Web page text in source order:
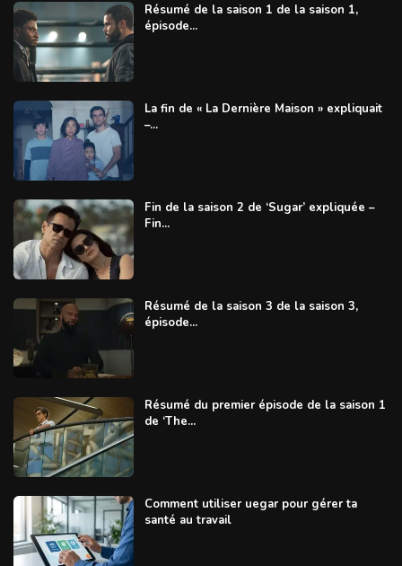
Résumé de la saison 1 de la saison 1,
épisode...
La fin de « La Dernière Maison » expliquait
–...
Fin de la saison 2 de ‘Sugar’ expliquée –
Fin...
Résumé de la saison 3 de la saison 3,
épisode...
Résumé du premier épisode de la saison 1
de ‘The...
Comment utiliser uegar pour gérer ta
santé au travail